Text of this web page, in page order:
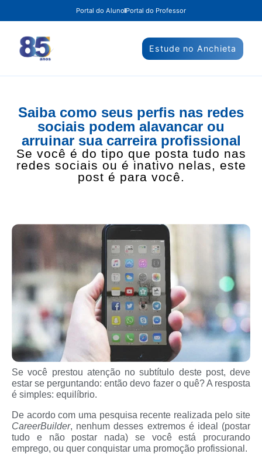
Portal do Aluno Portal do Professor
Estude no Anchieta
Saiba como seus perfis nas redes
sociais podem alavancar ou
arruinar sua carreira profissional
Se você é do tipo que posta tudo nas
redes sociais ou é inativo nelas, este
post é para você.
Se você prestou atenção no subtítulo deste post, deve
estar se perguntando: então devo fazer o quê? A resposta
é simples: equilíbrio.
De acordo com uma pesquisa recente realizada pelo site
CareerBuilder, nenhum desses extremos é ideal (postar
tudo e não postar nada) se você está procurando
emprego, ou quer conquistar uma promoção profissional.